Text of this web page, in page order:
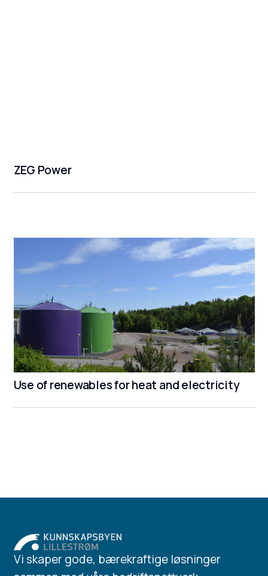
ZEG Power
Use of renewables for heat and electricity
Vi skaper gode, bærekraftige løsninger